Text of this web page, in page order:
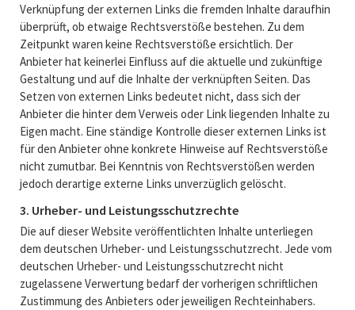
Verknüpfung der externen Links die fremden Inhalte daraufhin
überprüft, ob etwaige Rechtsverstöße bestehen. Zu dem
Zeitpunkt waren keine Rechtsverstöße ersichtlich. Der
Anbieter hat keinerlei Einfluss auf die aktuelle und zukünftige
Gestaltung und auf die Inhalte der verknüpften Seiten. Das
Setzen von externen Links bedeutet nicht, dass sich der
Anbieter die hinter dem Verweis oder Link liegenden Inhalte zu
Eigen macht. Eine ständige Kontrolle dieser externen Links ist
für den Anbieter ohne konkrete Hinweise auf Rechtsverstöße
nicht zumutbar. Bei Kenntnis von Rechtsverstößen werden
jedoch derartige externe Links unverzüglich gelöscht.
3. Urheber- und Leistungsschutzrechte
Die auf dieser Website veröffentlichten Inhalte unterliegen
dem deutschen Urheber- und Leistungsschutzrecht. Jede vom
deutschen Urheber- und Leistungsschutzrecht nicht
zugelassene Verwertung bedarf der vorherigen schriftlichen
Zustimmung des Anbieters oder jeweiligen Rechteinhabers.